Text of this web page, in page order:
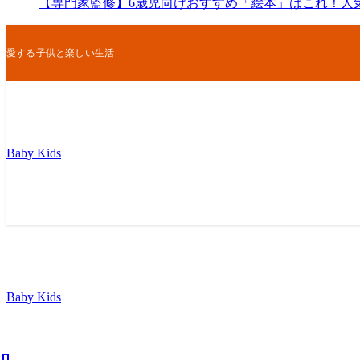
【専門家監修】6歳児向けおすすめ「絵本」はこれ！人
愛する子供と楽しい生活
Baby Kids
Baby Kids